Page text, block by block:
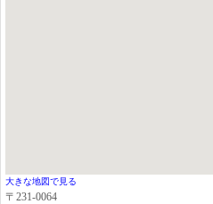
大きな地図で見る
〒231-0064